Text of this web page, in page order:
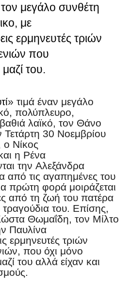
μεγάλο συνθέτη
με
ερμηνευτές τριών
που
του.
» τιμά έναν μεγάλο
πολύπλευρο,
λαϊκό, τον Θάνο
Τετάρτη 30 Νοεμβρίου
ο Νίκος
η Ρένα
την Αλεξάνδρα
από τις αγαπημένες του
πρώτη φορά μοιράζεται
από τη ζωή του πατέρα
τραγούδια του. Επίσης,
Θωμαΐδη, τον Μίλτο
Παυλίνα
ερμηνευτές τριών
που όχι μόνο
του αλλά είχαν και